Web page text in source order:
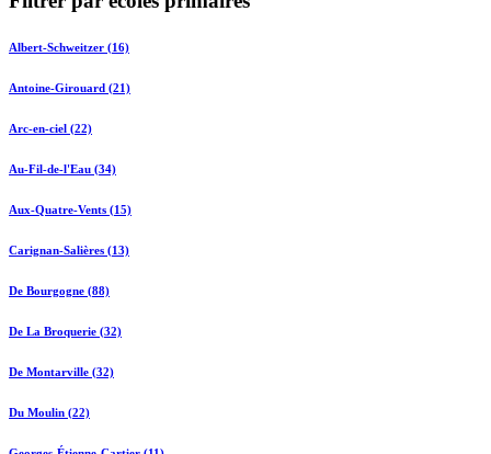
Albert-Schweitzer (16)
Antoine-Girouard (21)
Arc-en-ciel (22)
Au-Fil-de-l'Eau (34)
Aux-Quatre-Vents (15)
Carignan-Salières (13)
De Bourgogne (88)
De La Broquerie (32)
De Montarville (32)
Du Moulin (22)